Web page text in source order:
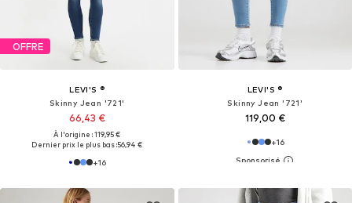
OFFRE
LEVI'S ®
Skinny Jean '721'
66,43 €
À l'origine : 119,95 €
Dernier prix le plus bas :56,94 €
+16
LEVI'S ®
Skinny Jean '721'
119,00 €
+16